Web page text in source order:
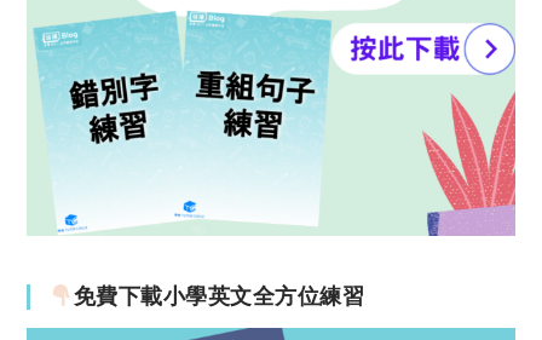
免費下載小學英文全方位練習